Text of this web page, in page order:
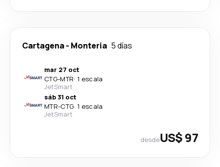
Cartagena- Monteria 5 días
mar 27 oct
CTG-MTR· 1 escala
JetSmart
sáb 31 oct
MTR-CTG· 1 escala
JetSmart
desdeUS$ 97